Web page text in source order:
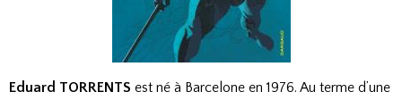
Eduard TORRENTS est né à Barcelone en 1976. Au terme d’une